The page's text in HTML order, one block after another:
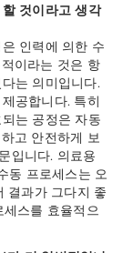
것이라고 생각
인력에 의한 수
이라는 것은 항
는 의미입니다.
공합니다. 특히
는 공정은 자동
고 안전하게 보
입니다. 의료용
동 프로세스는 오
결과가 그다지 좋
스를 효율적으